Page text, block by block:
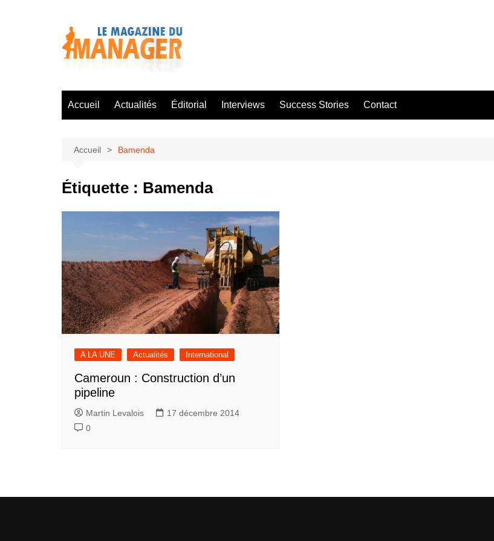
Accueil Actualités Éditorial Interviews Success Stories Contact
Accueil Bamenda
Étiquette : Bamenda
A LA UNE Actualités International
Cameroun : Construction d’un
pipeline
Martin Levalois
17 décembre 2014
0